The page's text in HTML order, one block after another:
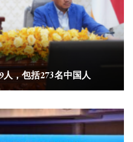
，包括273名中国人